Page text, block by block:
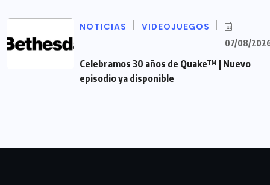
NOTICIAS VIDEOJUEGOS
07/08/
Celebramos 30 años de Quake™ | Nuevo
episodio ya disponible